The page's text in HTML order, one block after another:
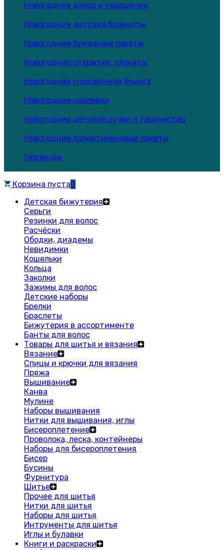
Новогодние декор и украшения
Новогодние детские блокноты
Новогодние бумажные пакеты
Новогодние открытки, плакаты
Новогодняя упаковочная бумага
Новогодние наклейки
Новогодние детские ручки и творчество
Новогодние полиэтиленовые пакеты
Гирлянды
Корзина пуста0
Детская бижутерия
Серьги
Резинки для волос
Расчёски
Ободки, диадемы
Невидимки
Кошельки
Кольца
Заколки
Зажимы для волос
Детские наборы
Брелки
Браслеты
Бижутерия в ассортименте
Банты для волос
Товары для шитья и вязания
Вязание
Спицы и крючки для вязания
Пряжа
Вышивание
Канва
Мулине
Наборы вышивания
Нитки для вышивания, иглы
Бисероплетение
Проволока, леска, контейнеры
Наборы для бисероплетения
Бисер
Бусины
Фурнитура
Шитье
Прочее для шитья
Нитки для шитья
Наборы для шитья
Интрументы для шитья
Иглы и булавки
Книги и раскраски